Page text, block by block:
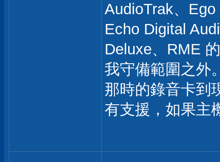
AudioTrak、
Echo Digital
Deluxe、RME
我守備範圍之外
那時的錄音卡到
有支援，如果主